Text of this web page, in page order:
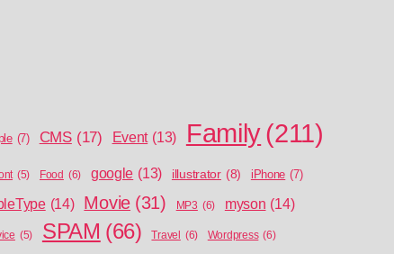
(7) CMS (17) Event (13) Family(211)
(5) Food (6) google (13) illustrator (8) iPhone (7)
(14) Movie (31) MP3 (6) myson (14)
(5) SPAM (66) Travel (6) Wordpress (6)